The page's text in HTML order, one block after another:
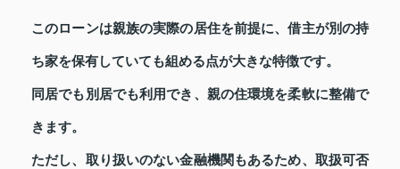
このローンは親族の実際の居住を前提に、借主が別の持
ち家を保有していても組める点が大きな特徴です。
同居でも別居でも利用でき、親の住環境を柔軟に整備で
きます。
ただし、取り扱いのない金融機関もあるため、取扱可否